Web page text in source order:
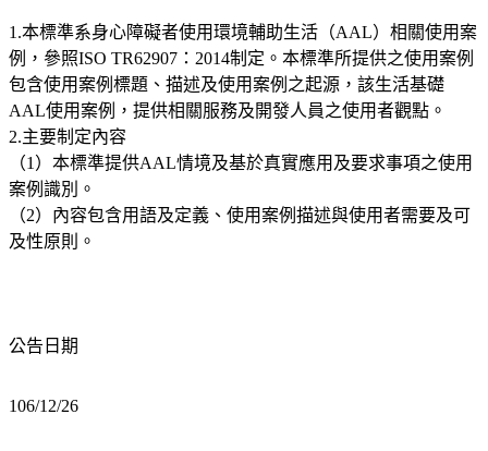
1.本標準系身心障礙者使用環境輔助生活（AAL）相關使用案
例，參照ISO TR62907：2014制定。本標準所提供之使用案例
包含使用案例標題、描述及使用案例之起源，該生活基礎
AAL使用案例，提供相關服務及開發人員之使用者觀點。
2.主要制定內容
（1）本標準提供AAL情境及基於真實應用及要求事項之使用
案例識別。
（2）內容包含用語及定義、使用案例描述與使用者需要及可
及性原則。
公告日期
106/12/26